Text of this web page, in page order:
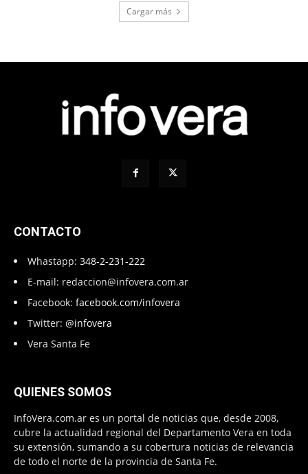
Cargar más
CONTACTO
Whastapp: 348-2-231-222
E-mail: redaccion@infovera.com.ar
Facebook: facebook.com/infovera
Twitter: @infovera
Vera Santa Fe
QUIENES SOMOS
InfoVera.com.ar es un portal de noticias que, desde 2008,
cubre la actualidad regional del Departamento Vera en toda
su extensión, sumando a su cobertura noticias de relevancia
de todo el norte de la provincia de Santa Fe.